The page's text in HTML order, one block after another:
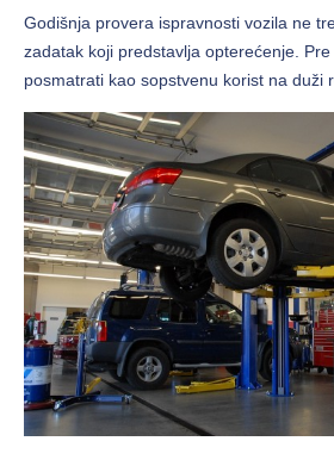
Godišnja provera ispravnosti vozila ne
zadatak koji predstavlja opterećenje.
posmatrati kao sopstvenu korist na duži